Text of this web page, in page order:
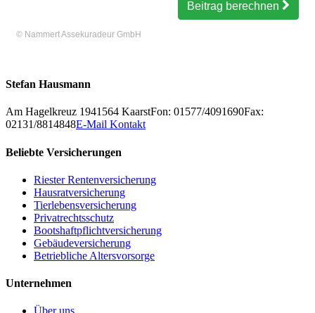
Beitrag berechnen
© Nammert Assekuradeur GmbH
Stefan Hausmann
Am Hagelkreuz 1941564 KaarstFon: 01577/4091690Fax:
02131/8814848E-Mail Kontakt
Beliebte Versicherungen
Riester Rentenversicherung
Hausratversicherung
Tierlebensversicherung
Privatrechtsschutz
Bootshaftpflichtversicherung
Gebäudeversicherung
Betriebliche Altersvorsorge
Unternehmen